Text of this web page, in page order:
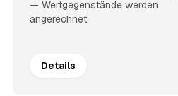
— Wertgegenstände werden
angerechnet.
Details